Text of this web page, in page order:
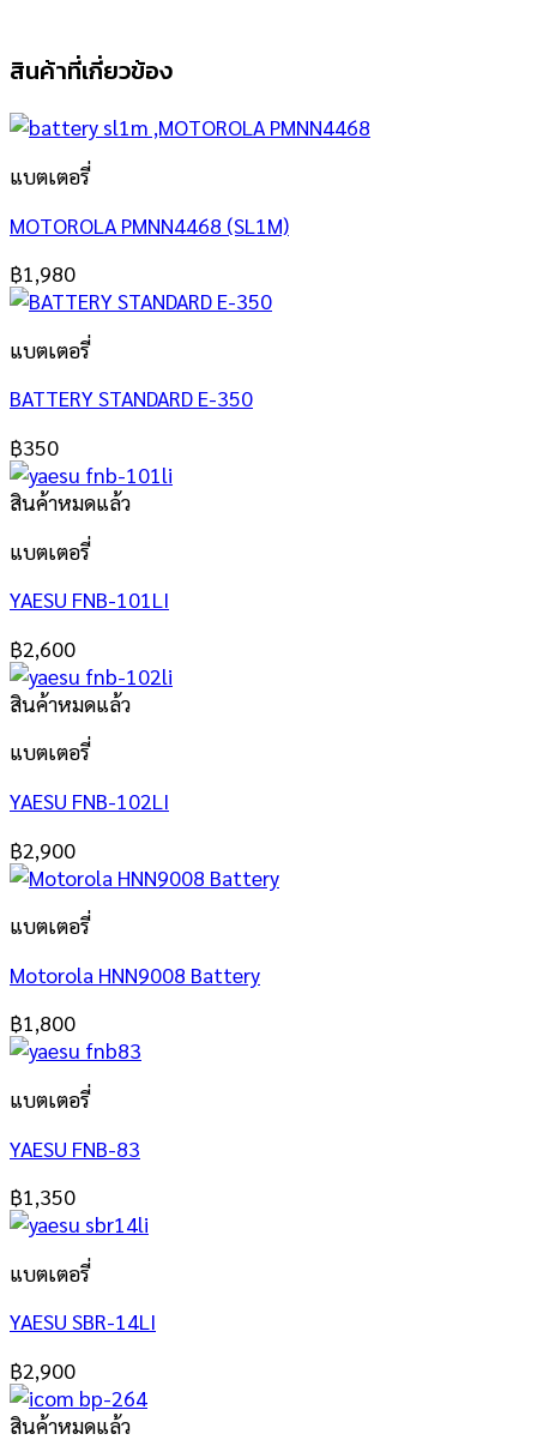
สินค้าที่เกี่ยวข้อง
แบตเตอรี่
MOTOROLA PMNN4468 (SL1M)
฿1,980
แบตเตอรี่
BATTERY STANDARD E-350
฿350
สินค้าหมดแล้ว
แบตเตอรี่
YAESU FNB-101LI
฿2,600
สินค้าหมดแล้ว
แบตเตอรี่
YAESU FNB-102LI
฿2,900
แบตเตอรี่
Motorola HNN9008 Battery
฿1,800
แบตเตอรี่
YAESU FNB-83
฿1,350
แบตเตอรี่
YAESU SBR-14LI
฿2,900
สินค้าหมดแล้ว